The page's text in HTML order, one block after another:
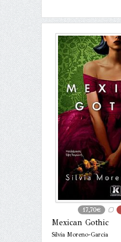
17,70€
Mexican Gothic
Silvia Moreno-Garcia